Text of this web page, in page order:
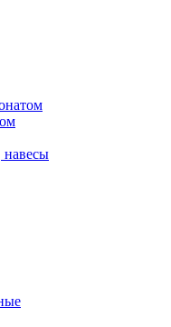
навесы